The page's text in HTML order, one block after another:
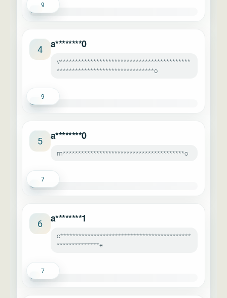
9
4 a********0
v*******************************************
********************************o
9
5 a********0
m****************************************o
7
6 a********1
c*******************************************
**************e
7